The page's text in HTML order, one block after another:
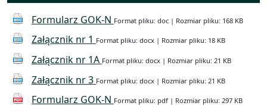
Formularz GOK-N Format pliku: doc | Rozmiar pliku: 168 KB
Załącznik nr 1 Format pliku: docx | Rozmiar pliku: 18 KB
Załącznik nr 1A Format pliku: docx | Rozmiar pliku: 21 KB
Załącznik nr 3 Format pliku: docx | Rozmiar pliku: 21 KB
Formularz GOK-N Format pliku: pdf | Rozmiar pliku: 297 KB